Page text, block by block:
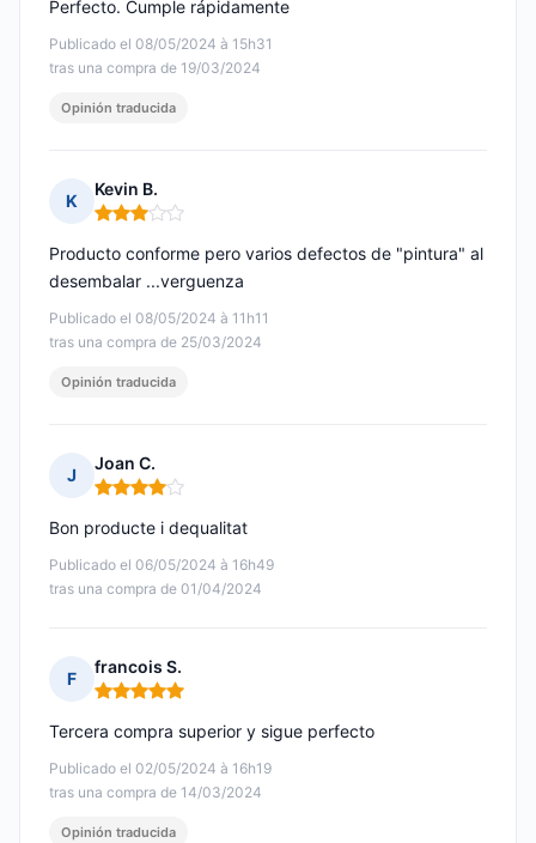
Publicado el 08/05/2024 à 15h31
tras una compra de 19/03/2024
Perfecto. Cumple rápidamente
Opinión traducida
K
Kevin B.
Nota: 3 de 5
Publicado el 08/05/2024 à 11h11
tras una compra de 25/03/2024
Producto conforme pero varios defectos de "pintura" al
desembalar ...verguenza
Opinión traducida
J
Joan C.
Nota: 4 de 5
Publicado el 06/05/2024 à 16h49
tras una compra de 01/04/2024
Bon producte i dequalitat
F
francois S.
Nota: 5 de 5
Publicado el 02/05/2024 à 16h19
tras una compra de 14/03/2024
Tercera compra superior y sigue perfecto
Opinión traducida